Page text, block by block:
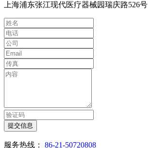
上海浦东张江现代医疗器械园瑞庆路526号
提交信息
服务热线： 86-21-50720808